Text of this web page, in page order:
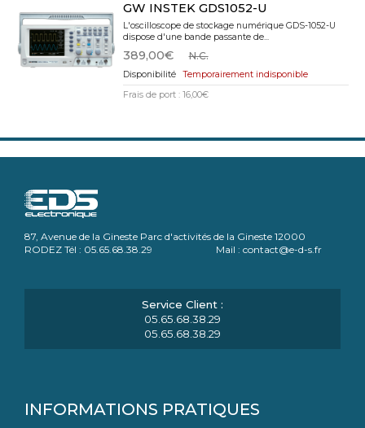
GW INSTEK GDS1052-U
L'oscilloscope de stockage numérique GDS-1052-U
dispose d'une bande passante de...
389,00€ N.C.
Temporairement indisponible
Frais de port : 16,00€
87, Avenue de la Gineste Parc d'activités de la Gineste 12000
RODEZ Tél : 05.65.68.38.29 Mail : contact@e-d-s.fr
05.65.68.38.29
05.65.68.38.29
INFORMATIONS PRATIQUES